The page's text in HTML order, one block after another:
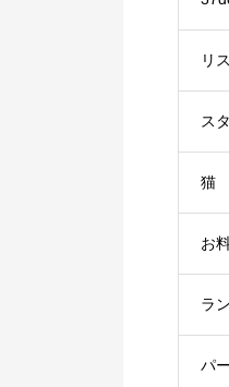
リ
ス
猫
お
ラ
パ